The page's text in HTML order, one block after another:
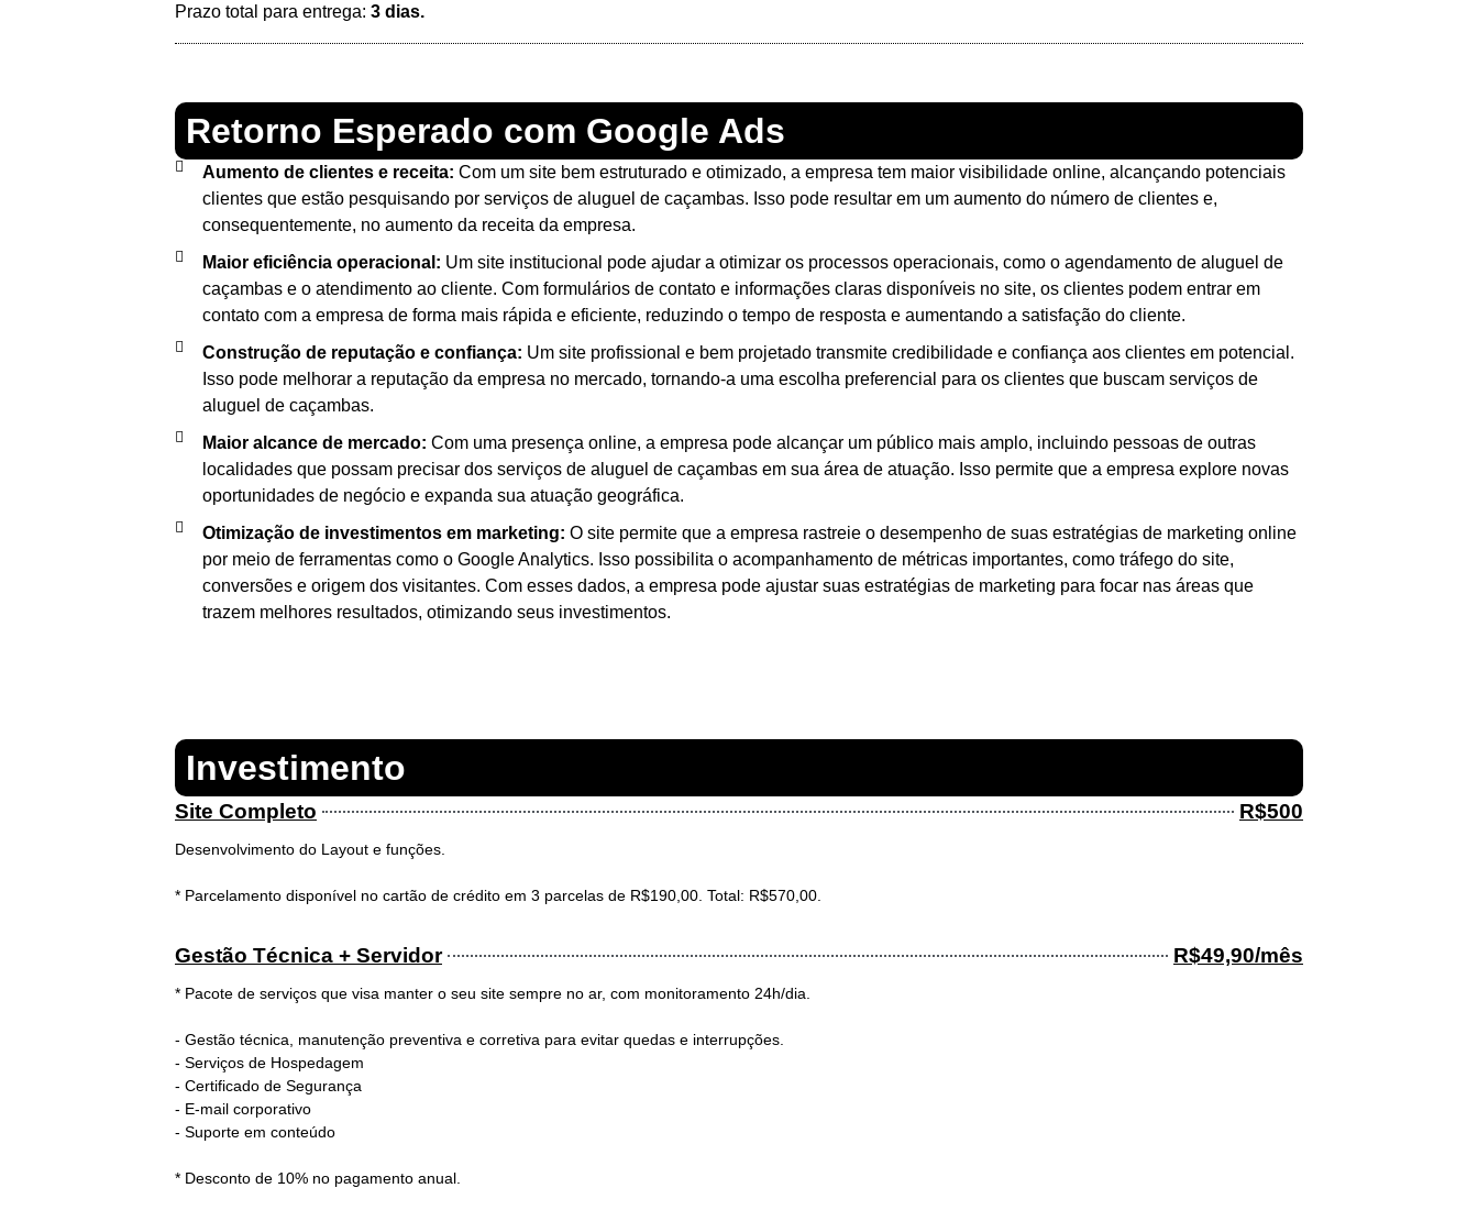
Prazo total para entrega: 3 dias.
Retorno Esperado com Google Ads
Aumento de clientes e receita: Com um site bem estruturado e otimizado, a empresa tem maior visibilidade online, alcançando potenciais
clientes que estão pesquisando por serviços de aluguel de caçambas. Isso pode resultar em um aumento do número de clientes e,
consequentemente, no aumento da receita da empresa.
Maior eficiência operacional: Um site institucional pode ajudar a otimizar os processos operacionais, como o agendamento de aluguel de
caçambas e o atendimento ao cliente. Com formulários de contato e informações claras disponíveis no site, os clientes podem entrar em
contato com a empresa de forma mais rápida e eficiente, reduzindo o tempo de resposta e aumentando a satisfação do cliente.
Construção de reputação e confiança: Um site profissional e bem projetado transmite credibilidade e confiança aos clientes em potencial.
Isso pode melhorar a reputação da empresa no mercado, tornando-a uma escolha preferencial para os clientes que buscam serviços de
aluguel de caçambas.
Maior alcance de mercado: Com uma presença online, a empresa pode alcançar um público mais amplo, incluindo pessoas de outras
localidades que possam precisar dos serviços de aluguel de caçambas em sua área de atuação. Isso permite que a empresa explore novas
oportunidades de negócio e expanda sua atuação geográfica.
Otimização de investimentos em marketing: O site permite que a empresa rastreie o desempenho de suas estratégias de marketing online
por meio de ferramentas como o Google Analytics. Isso possibilita o acompanhamento de métricas importantes, como tráfego do site,
conversões e origem dos visitantes. Com esses dados, a empresa pode ajustar suas estratégias de marketing para focar nas áreas que
trazem melhores resultados, otimizando seus investimentos.
Investimento
Site Completo R$500
Desenvolvimento do Layout e funções.
* Parcelamento disponível no cartão de crédito em 3 parcelas de R$190,00. Total: R$570,00.
Gestão Técnica + Servidor R$49,90/mês
* Pacote de serviços que visa manter o seu site sempre no ar, com monitoramento 24h/dia.
- Gestão técnica, manutenção preventiva e corretiva para evitar quedas e interrupções.
- Serviços de Hospedagem
- Certificado de Segurança
- E-mail corporativo
- Suporte em conteúdo
* Desconto de 10% no pagamento anual.